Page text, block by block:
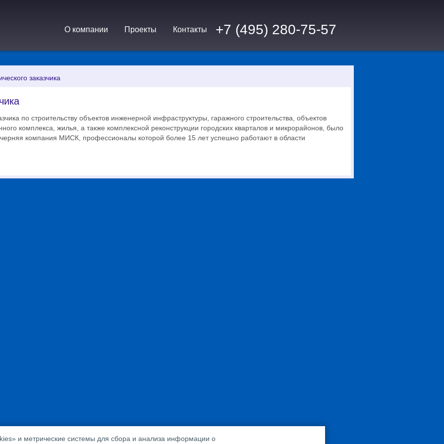
О компании Проекты Контакты +7 (495) 280-75-57
заказчика
по строительству объектов инженерной инфраструктуры, гаражного строительства, объектов
комплекса, жилья, а также комплексной реконструкции городских кварталов и микрорайонов, было
компания МИСК, профессионалы которой более 15 лет успешно работают в области
и метрические системы для сбора и анализа информации о